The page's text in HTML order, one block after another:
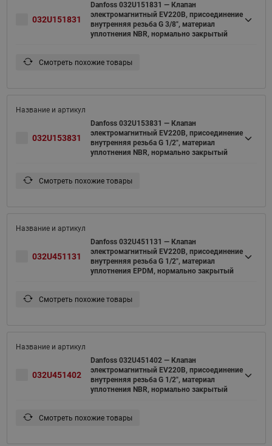
032U151831
Danfoss 032U151831 — Клапан
электромагнитный EV220B, присоединение
внутренняя резьба G 3/8", материал
уплотнения NBR, нормально закрытый
Смотреть похожие товары
032U153831
Danfoss 032U153831 — Клапан
электромагнитный EV220B, присоединение
внутренняя резьба G 1/2", материал
уплотнения NBR, нормально закрытый
Смотреть похожие товары
032U451131
Danfoss 032U451131 — Клапан
электромагнитный EV220B, присоединение
внутренняя резьба G 1/2", материал
уплотнения EPDM, нормально закрытый
Смотреть похожие товары
032U451402
Danfoss 032U451402 — Клапан
электромагнитный EV220B, присоединение
внутренняя резьба G 1/2", материал
уплотнения NBR, нормально закрытый
Смотреть похожие товары